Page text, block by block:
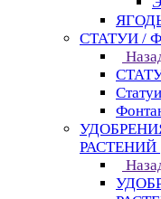
СТАТУИ /
Статуи
РАСТЕНИЙ